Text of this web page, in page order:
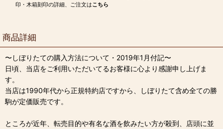
印・木箱刻印の詳細、ご注文はこちら
商品詳細
〜しぼりたての購入方法について・2019年1月付記〜
日頃、当店をご利用いただいてるお客様に心より感謝申し上げま
す。
当店は1990年代から正規特約店ですから、しぼりたて含め全ての勝
駒が定価販売です。
ところが近年、転売目的や有名な酒を飲みたい方が殺到、店頭に並